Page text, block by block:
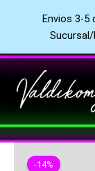
Envios 3-5
al
contenido
-14%